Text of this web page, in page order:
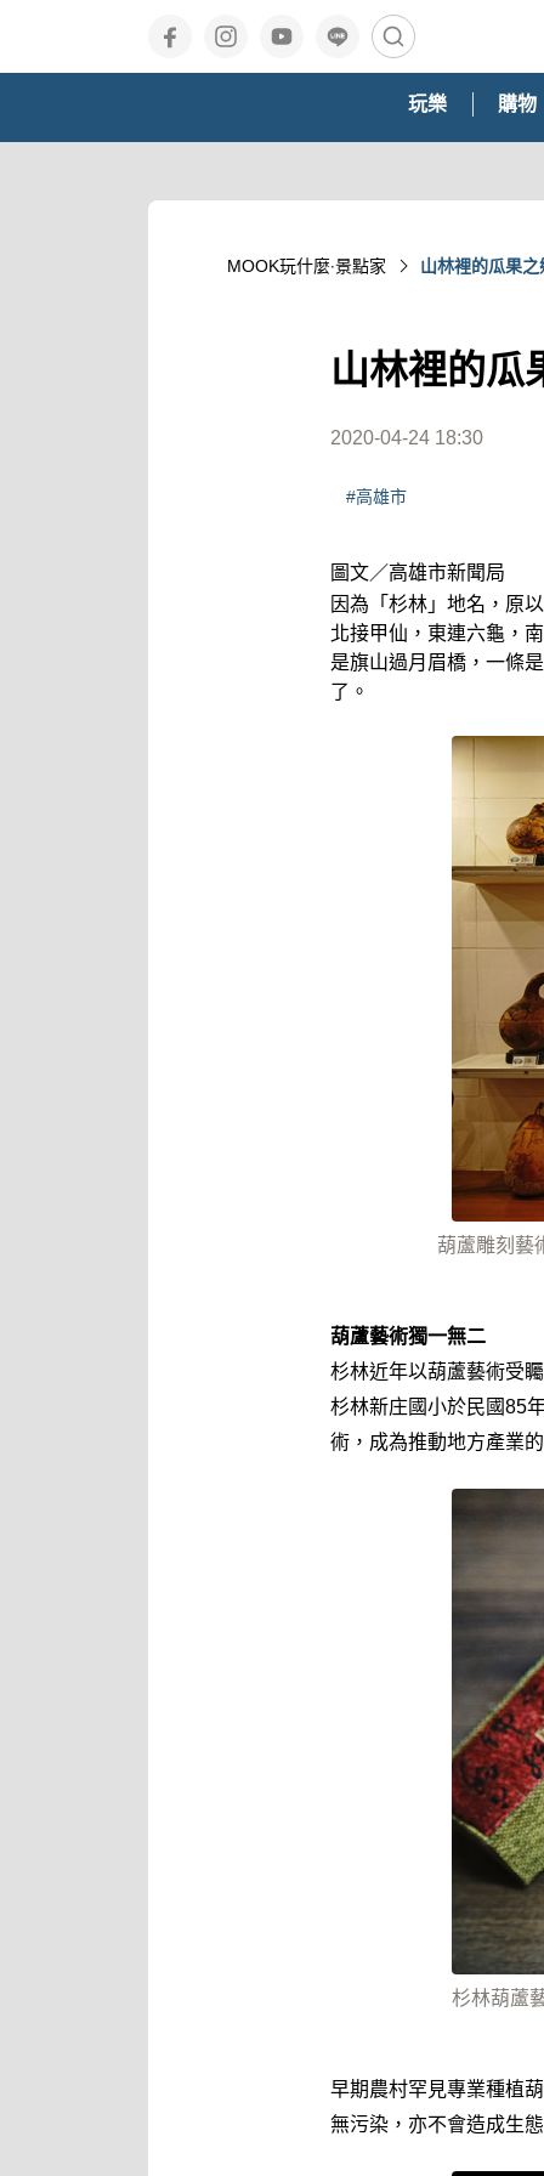
玩樂 購物
MOOK玩什麼‧景點家 山林裡的瓜果
山林裡的瓜
2020-04-24 18:30
#高雄市
圖文／高雄市新聞局
因為「杉林」地名，原
北接甲仙，東連六龜，
是旗山過月眉橋，一條
了。
葫蘆雕刻藝
葫蘆藝術獨一無二
杉林近年以葫蘆藝術受
杉林新庄國小於民國85
術，成為推動地方產業
杉林葫蘆
早期農村罕見專業種植
無污染，亦不會造成生